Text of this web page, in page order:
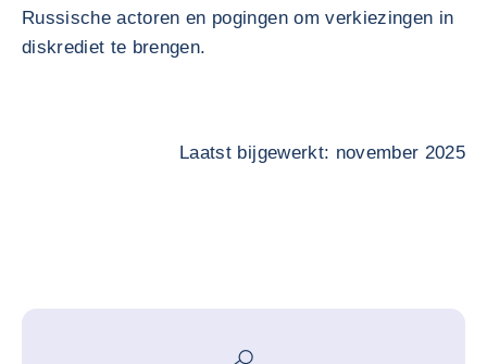
Russische actoren en pogingen om verkiezingen in
diskrediet te brengen.
Laatst bijgewerkt: november 2025